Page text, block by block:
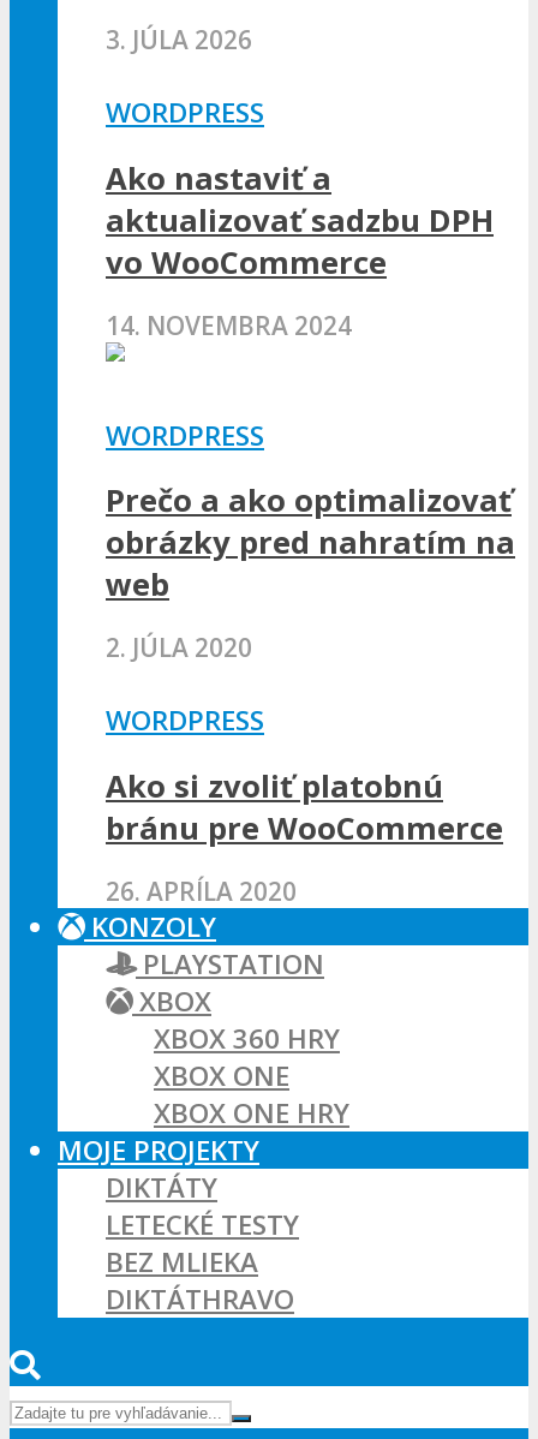
3. JÚLA 2026
WORDPRESS
Ako nastaviť a
aktualizovať sadzbu DPH
vo WooCommerce
14. NOVEMBRA 2024
WORDPRESS
Prečo a ako optimalizovať
obrázky pred nahratím na
web
2. JÚLA 2020
WORDPRESS
Ako si zvoliť platobnú
bránu pre WooCommerce
26. APRÍLA 2020
KONZOLY
PLAYSTATION
XBOX
XBOX 360 HRY
XBOX ONE
XBOX ONE HRY
MOJE PROJEKTY
DIKTÁTY
LETECKÉ TESTY
BEZ MLIEKA
DIKTÁTHRAVO